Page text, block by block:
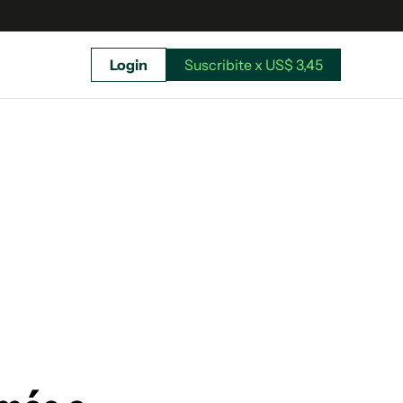
Login Suscribite x US$ 3,45